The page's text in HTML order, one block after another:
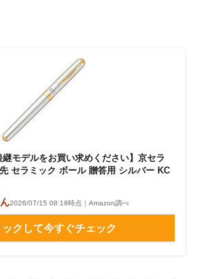
継モデルをお買い求めください】京セラ
セラミック ボール 贈答用 シルバー KC
2026/07/15 08:19時点｜Amazon調べ
クして今すぐチェック